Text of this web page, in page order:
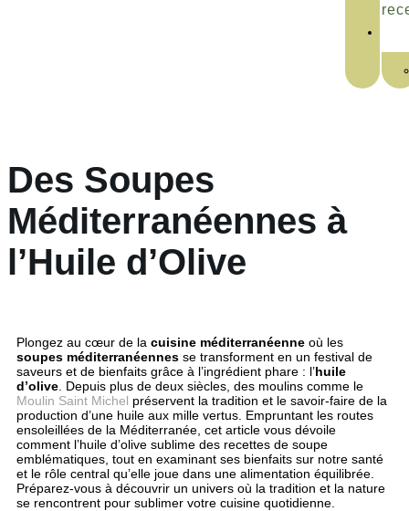
Des Soupes
Méditerranéennes à
l’Huile d’Olive
Plongez au cœur de la cuisine méditerranéenne où les
soupes méditerranéennes se transforment en un festival de
saveurs et de bienfaits grâce à l’ingrédient phare : l’huile
d’olive . Depuis plus de deux siècles, des moulins comme le
Moulin Saint Michel préservent la tradition et le savoir-faire de la
production d’une huile aux mille vertus. Empruntant les routes
ensoleillées de la Méditerranée, cet article vous dévoile
comment l’huile d’olive sublime des recettes de soupe
emblématiques, tout en examinant ses bienfaits sur notre santé
et le rôle central qu’elle joue dans une alimentation équilibrée.
Préparez-vous à découvrir un univers où la tradition et la nature
se rencontrent pour sublimer votre cuisine quotidienne.